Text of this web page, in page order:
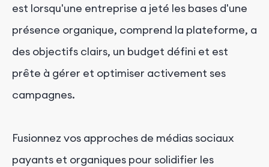
est lorsqu'une entreprise a jeté les bases d'une
présence organique, comprend la plateforme, a
des objectifs clairs, un budget défini et est
prête à gérer et optimiser activement ses
campagnes.
Fusionnez vos approches de médias sociaux
payants et organiques pour solidifier les